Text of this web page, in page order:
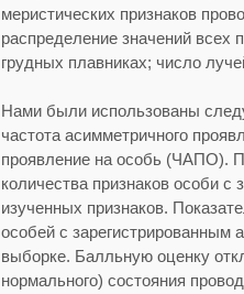
меристических признаков
распределение значений всех
грудных плавниках; число
Нами были использованы
частота асимметричного
проявление на особь (ЧАПО).
количества признаков особи с
изученных признаков.
особей с зарегистрированным
выборке. Балльную оценку
нормального) состояния